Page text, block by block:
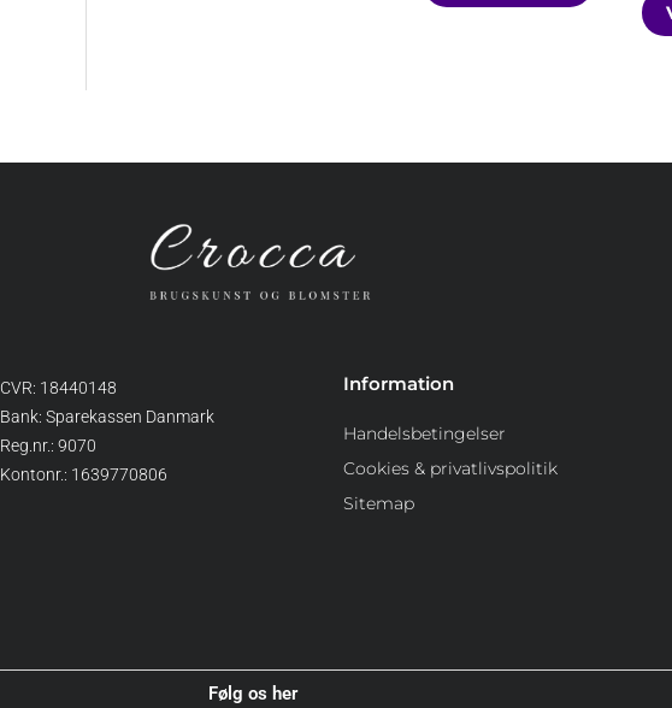
CVR: 18440148
Bank: Sparekassen Danmark
Reg.nr.: 9070
Kontonr.: 1639770806
Information
Handelsbetingelser
Cookies & privatlivspolitik
Sitemap
Følg os her